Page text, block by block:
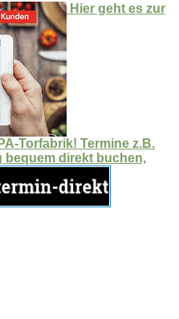
Hier geht es zur
Torfabrik! Termine z.B.
bequem direkt buchen,